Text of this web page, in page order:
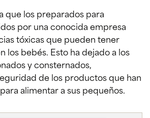
que los preparados para
por una conocida empresa
tóxicas que pueden tener
los bebés. Esto ha dejado a los
y consternados,
de los productos que han
alimentar a sus pequeños.